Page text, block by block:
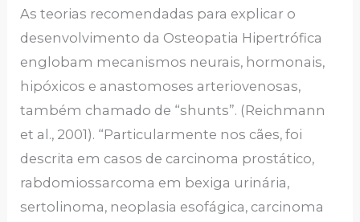
As teorias recomendadas para explicar o
desenvolvimento da Osteopatia Hipertrófica
englobam mecanismos neurais, hormonais,
hipóxicos e anastomoses arteriovenosas,
também chamado de “shunts”. (Reichmann
et al., 2001). “Particularmente nos cães, foi
descrita em casos de carcinoma prostático,
rabdomiossarcoma em bexiga urinária,
sertolinoma, neoplasia esofágica, carcinoma